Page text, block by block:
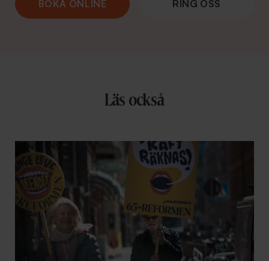
BOKA ONLINE RING OSS
Läs också